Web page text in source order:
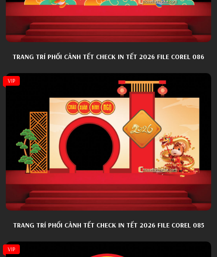
TRANG TRÍ PHỐI CẢNH TẾT CHECK IN TẾT 2026 FILE COREL 086
VIP
TRANG TRÍ PHỐI CẢNH TẾT CHECK IN TẾT 2026 FILE COREL 085
VIP